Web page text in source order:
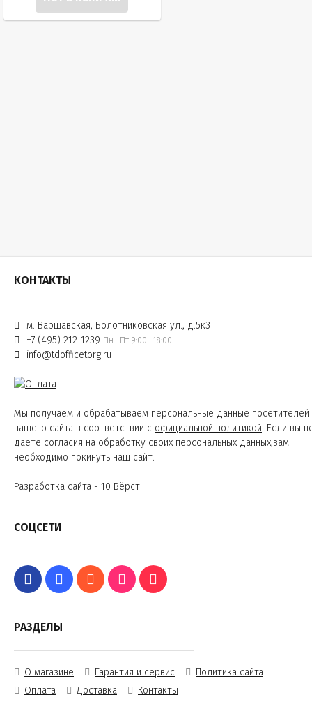
КОНТАКТЫ
м. Варшавская, Болотниковская ул., д.5к3
+7 (495) 212-1239 Пн—Пт 9:00—18:00
info@tdofficetorg.ru
Мы получаем и обрабатываем персональные данные посетителей
нашего сайта в соответствии с официальной политикой. Если вы
даете согласия на обработку своих персональных данных,вам
необходимо покинуть наш сайт.
Разработка сайта - 10 Вёрст
СОЦСЕТИ
РАЗДЕЛЫ
О магазине Гарантия и сервис
Политика сайта
Оплата
Доставка Контакты